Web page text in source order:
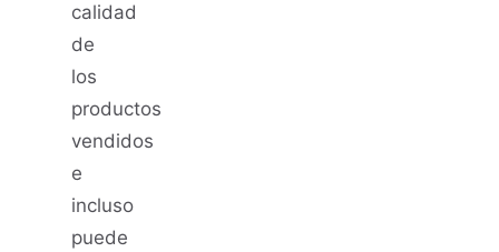
calidad
de
los
productos
vendidos
e
incluso
puede